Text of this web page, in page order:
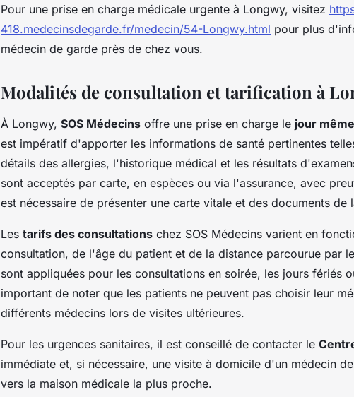
Pour une prise en charge médicale urgente à Longwy, visitez
418.medecinsdegarde.fr/medecin/54-Longwy.html pour plus
médecin de garde près de chez vous.
Modalités de consultation et tarification à
À Longwy, SOS Médecins offre une prise en charge le jour même
est impératif d'apporter les informations de santé pertinentes
détails des allergies, l'historique médical et les résultats
sont acceptés par carte, en espèces ou via l'assurance, avec
est nécessaire de présenter une carte vitale et des documents de
Les tarifs des consultations chez SOS Médecins varient en
consultation, de l'âge du patient et de la distance parcourue par
sont appliquées pour les consultations en soirée, les jours fériés
important de noter que les patients ne peuvent pas choisir leur
différents médecins lors de visites ultérieures.
Pour les urgences sanitaires, il est conseillé de contacter le
immédiate et, si nécessaire, une visite à domicile d'un médecin
vers la maison médicale la plus proche.